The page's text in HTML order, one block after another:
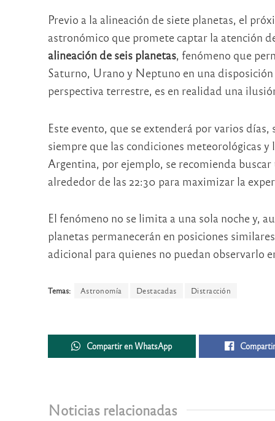
Previo a la alineación de siete planetas, el
astronómico que promete captar la atención
alineación de seis planetas, fenómeno que
Saturno, Urano y Neptuno en una
perspectiva terrestre, es en realidad una
Este evento, que se extenderá por varios
siempre que las condiciones meteorológicas
Argentina, por ejemplo, se recomienda
alrededor de las 22:30 para maximizar la
El fenómeno no se limita a una sola noche y,
planetas permanecerán en posiciones
adicional para quienes no puedan observarlo
Temas: Astronomía Destacadas Distracción
Compartir en WhatsApp
Noticias relacionadas